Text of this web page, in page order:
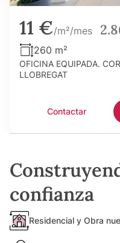
11 €/m²/mes
260 m²
OFICINA EQUIPADA.
LLOBREGAT
Contactar
confianza
Residencial y Obra